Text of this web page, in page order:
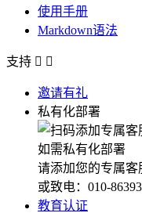
使用手册
Markdown语法
支持  
邀请有礼
私有化部署
如需私有化部署
请添加您的专属客
或致电：010-
教育认证